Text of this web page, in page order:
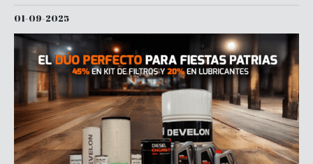
01-09-2025